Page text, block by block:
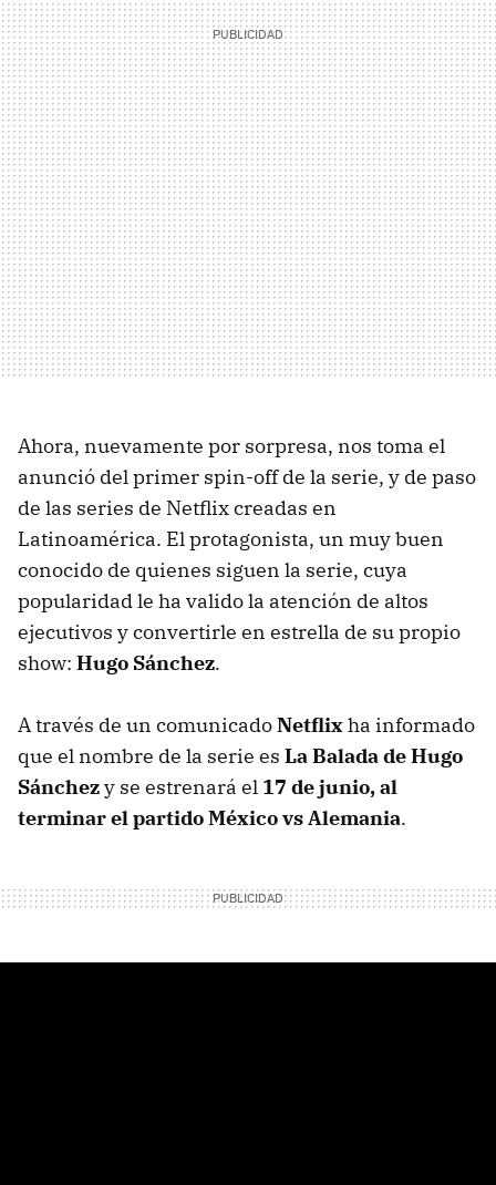
Ahora, nuevamente por sorpresa, nos toma el
anunció del primer spin-off de la serie, y de paso
de las series de Netflix creadas en
Latinoamérica. El protagonista, un muy buen
conocido de quienes siguen la serie, cuya
popularidad le ha valido la atención de altos
ejecutivos y convertirle en estrella de su propio
show: Hugo Sánchez.
A través de un comunicadoNetflixha informado
que el nombre de la serie es La Balada de Hugo
Sánchezy se estrenará el 17 de junio, al
terminar el partido México vs Alemania.